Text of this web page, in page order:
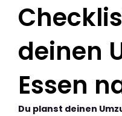
deinen
Essen
Du planst deinen